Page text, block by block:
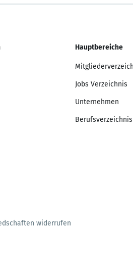
Hauptbereiche
Jobs Verzeichnis
Unternehmen
Berufsverzeichnis
widerrufen